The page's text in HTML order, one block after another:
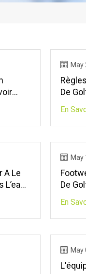
May
De
En
A Le
L’eau
May
De
En
May